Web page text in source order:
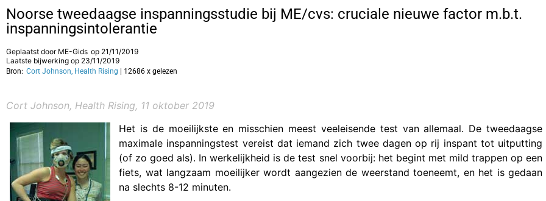
Noorse tweedaagse inspanningsstudie bij ME/cvs: cruciale nieuwe factor m.b.t.
inspanningsintolerantie
Geplaatst door ME-Gids op 21/11/2019
Laatste bijwerking op 23/11/2019
Bron: Cort Johnson, Health Rising | 12686 x gelezen
Cort Johnson, Health Rising, 11 oktober 2019
Het is de moeilijkste en misschien meest veeleisende test van allemaal. De tweedaagse
maximale inspanningstest vereist dat iemand zich twee dagen op rij inspant tot uitputting
(of zo goed als). In werkelijkheid is de test snel voorbij: het begint met mild trappen op een
fiets, wat langzaam moeilijker wordt aangezien de weerstand toeneemt, en het is gedaan
na slechts 8-12 minuten.